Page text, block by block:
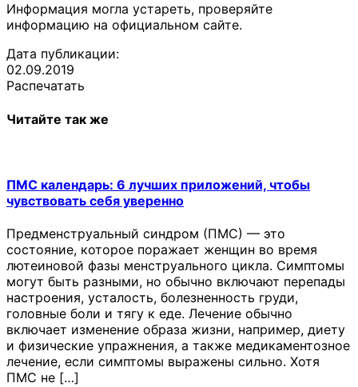
Информация могла устареть, проверяйте
информацию на официальном сайте.
Дата публикации:
02.09.2019
Распечатать
Читайте так же
ПМС календарь: 6 лучших приложений, чтобы
чувствовать себя уверенно
Предменструальный синдром (ПМС) — это
состояние, которое поражает женщин во время
лютеиновой фазы менструального цикла. Симптомы
могут быть разными, но обычно включают перепады
настроения, усталость, болезненность груди,
головные боли и тягу к еде. Лечение обычно
включает изменение образа жизни, например, диету
и физические упражнения, а также медикаментозное
лечение, если симптомы выражены сильно. Хотя
ПМС не […]